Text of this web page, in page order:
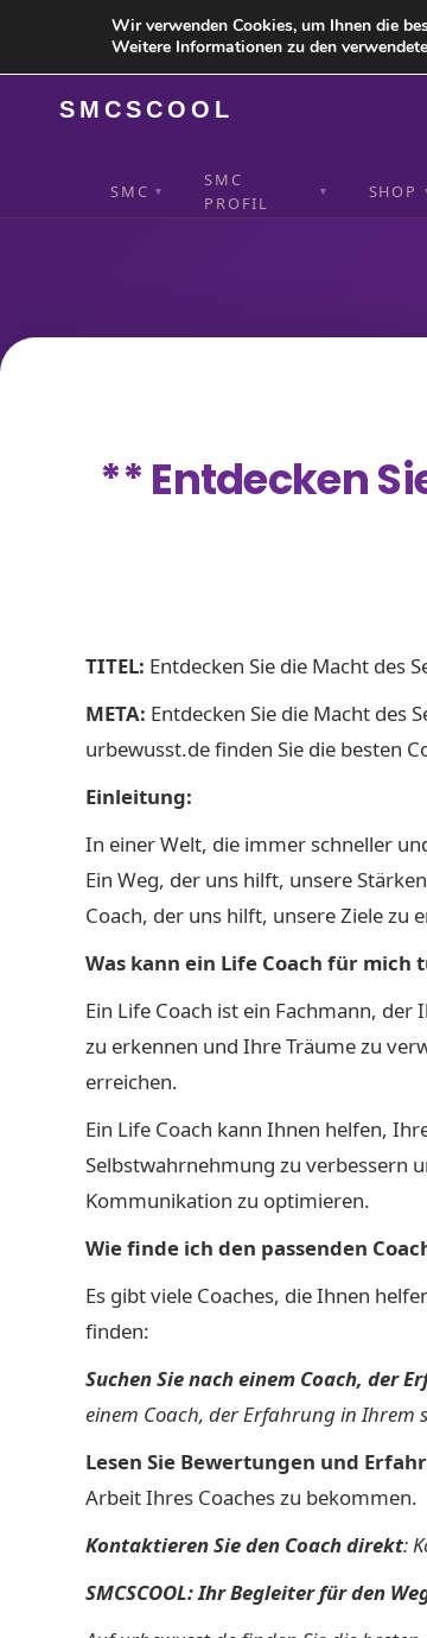
SMCSCOOL
SMC ▼
SMC
PROFIL
▼ SHOP
** Entdecken
TITEL: Entdecken Sie die Macht des
META: Entdecken Sie die Macht des
urbewusst.de finden Sie die besten
Einleitung:
In einer Welt, die immer schneller
Ein Weg, der uns hilft, unsere
Coach, der uns hilft, unsere Ziele zu
Was kann ein Life Coach für mich
Ein Life Coach ist ein Fachmann,
zu erkennen und Ihre Träume zu
erreichen.
Ein Life Coach kann Ihnen helfen,
Selbstwahrnehmung zu verbessern
Kommunikation zu optimieren.
Wie finde ich den passenden
Es gibt viele Coaches, die Ihnen
finden:
Suchen Sie nach einem Coach, der
einem Coach, der Erfahrung in Ihrem
Lesen Sie Bewertungen und
Arbeit Ihres Coaches zu bekommen.
Kontaktieren Sie den Coach direkt:
SMCSCOOL: Ihr Begleiter für den
Wir verwenden Cookies, um Ihnen die
Weitere Informationen zu den